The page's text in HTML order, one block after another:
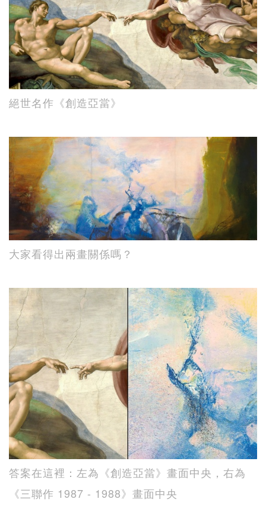
絕世名作《創造亞當》
大家看得出兩畫關係嗎？
答案在這裡：左為《創造亞當》畫面中央，右為
《三聯作 1987 - 1988》畫面中央